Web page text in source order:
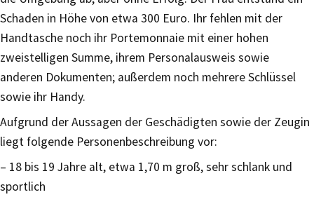
Schaden in Höhe von etwa 300 Euro. Ihr fehlen mit der
Handtasche noch ihr Portemonnaie mit einer hohen
zweistelligen Summe, ihrem Personalausweis sowie
anderen Dokumenten; außerdem noch mehrere Schlüssel
sowie ihr Handy.
Aufgrund der Aussagen der Geschädigten sowie der Zeugin
liegt folgende Personenbeschreibung vor:
– 18 bis 19 Jahre alt, etwa 1,70 m groß, sehr schlank und
sportlich